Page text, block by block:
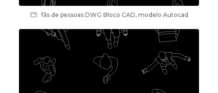
fãs de pessoas DWG Bloco CAD, modelo Autocad